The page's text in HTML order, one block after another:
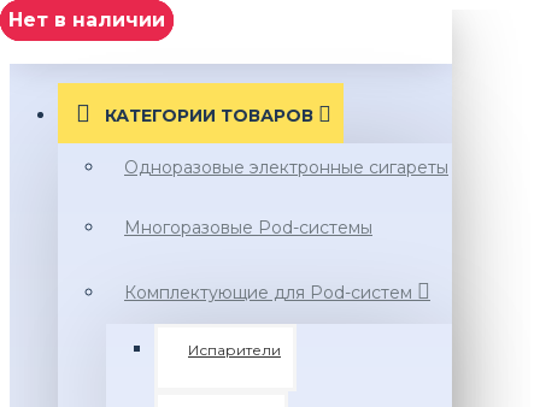
МЕНЮ
КАТЕГОРИИ ТОВАРОВ
Одноразовые электронные сигареты
Многоразовые Pod-системы
Комплектующие для Pod-систем
Испарители
Нет в наличии
Нет в наличии
Нет в наличии
Нет в наличии
нет в наличии
Нет в наличии